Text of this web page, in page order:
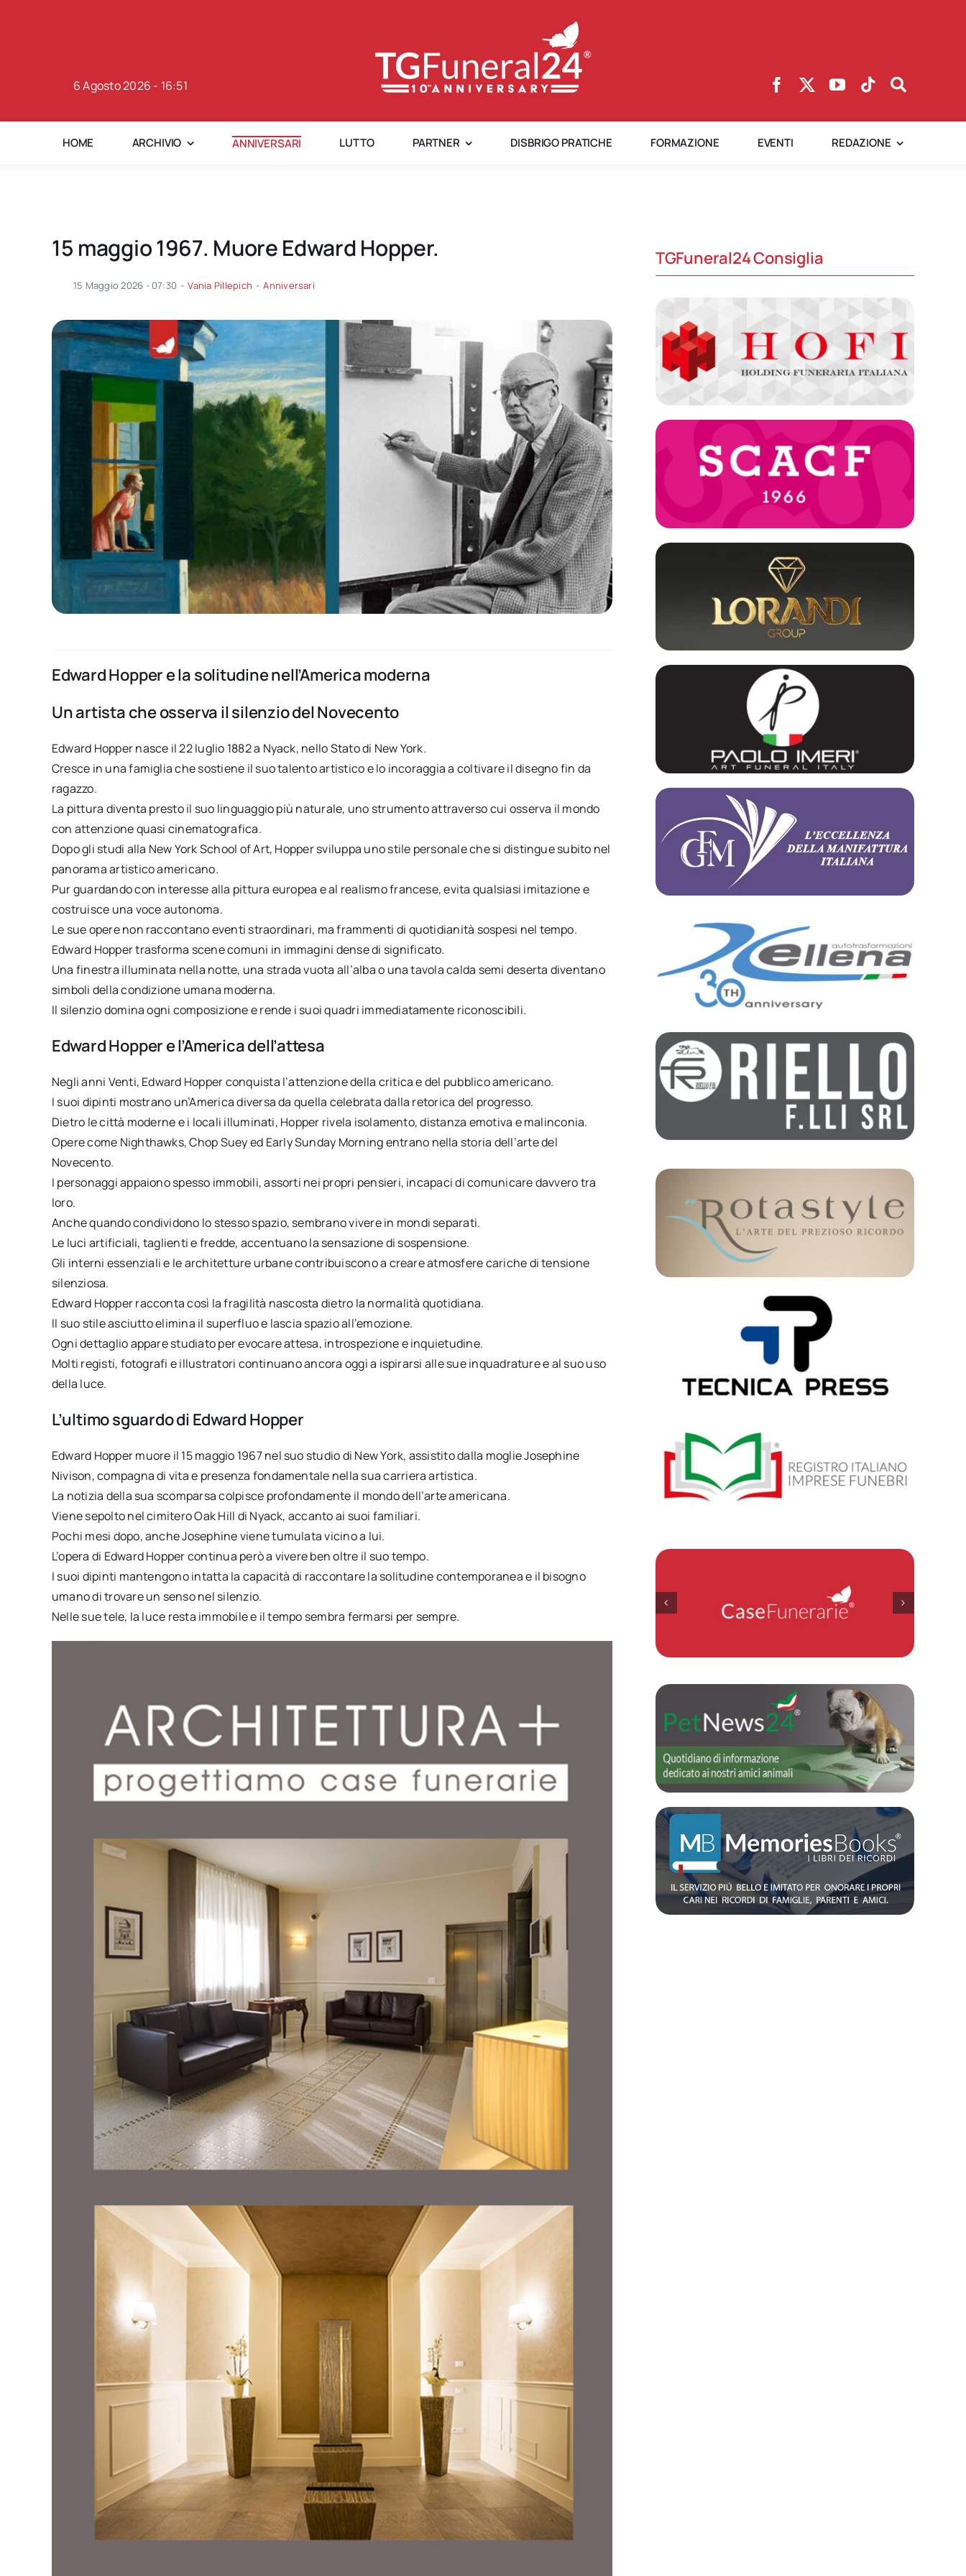
6 Agosto 2026 - 16:51
HOME ARCHIVIO ANNIVERSARI LUTTO PARTNER DISBRIGO PRATICHE FORMAZIONE EVENTI REDAZIONE
15 maggio 1967. Muore Edward Hopper.
15 Maggio 2026 - 07:30 - Vania Pillepich - Anniversari
Edward Hopper e la solitudine nell’America moderna
Un artista che osserva il silenzio del Novecento
Edward Hopper nasce il 22 luglio 1882 a Nyack, nello Stato di New York.
Cresce in una famiglia che sostiene il suo talento artistico e lo incoraggia a coltivare il disegno fin da
ragazzo.
La pittura diventa presto il suo linguaggio più naturale, uno strumento attraverso cui osserva il mondo
con attenzione quasi cinematografica.
Dopo gli studi alla New York School of Art, Hopper sviluppa uno stile personale che si distingue subito nel
panorama artistico americano.
Pur guardando con interesse alla pittura europea e al realismo francese, evita qualsiasi imitazione e
costruisce una voce autonoma.
Le sue opere non raccontano eventi straordinari, ma frammenti di quotidianità sospesi nel tempo.
Edward Hopper trasforma scene comuni in immagini dense di significato.
Una finestra illuminata nella notte, una strada vuota all’alba o una tavola calda semi deserta diventano
simboli della condizione umana moderna.
Il silenzio domina ogni composizione e rende i suoi quadri immediatamente riconoscibili.
Edward Hopper e l’America dell’attesa
Negli anni Venti, Edward Hopper conquista l’attenzione della critica e del pubblico americano.
I suoi dipinti mostrano un’America diversa da quella celebrata dalla retorica del progresso.
Dietro le città moderne e i locali illuminati, Hopper rivela isolamento, distanza emotiva e malinconia.
Opere come Nighthawks, Chop Suey ed Early Sunday Morning entrano nella storia dell’arte del
Novecento.
I personaggi appaiono spesso immobili, assorti nei propri pensieri, incapaci di comunicare davvero tra
loro.
Anche quando condividono lo stesso spazio, sembrano vivere in mondi separati.
Le luci artificiali, taglienti e fredde, accentuano la sensazione di sospensione.
Gli interni essenziali e le architetture urbane contribuiscono a creare atmosfere cariche di tensione
silenziosa.
Edward Hopper racconta così la fragilità nascosta dietro la normalità quotidiana.
Il suo stile asciutto elimina il superfluo e lascia spazio all’emozione.
Ogni dettaglio appare studiato per evocare attesa, introspezione e inquietudine.
Molti registi, fotografi e illustratori continuano ancora oggi a ispirarsi alle sue inquadrature e al suo uso
della luce.
L’ultimo sguardo di Edward Hopper
Edward Hopper muore il 15 maggio 1967 nel suo studio di New York, assistito dalla moglie Josephine
Nivison, compagna di vita e presenza fondamentale nella sua carriera artistica.
La notizia della sua scomparsa colpisce profondamente il mondo dell’arte americana.
Viene sepolto nel cimitero Oak Hill di Nyack, accanto ai suoi familiari.
Pochi mesi dopo, anche Josephine viene tumulata vicino a lui.
L’opera di Edward Hopper continua però a vivere ben oltre il suo tempo.
I suoi dipinti mantengono intatta la capacità di raccontare la solitudine contemporanea e il bisogno
umano di trovare un senso nel silenzio.
Nelle sue tele, la luce resta immobile e il tempo sembra fermarsi per sempre.
TGFuneral24 Consiglia